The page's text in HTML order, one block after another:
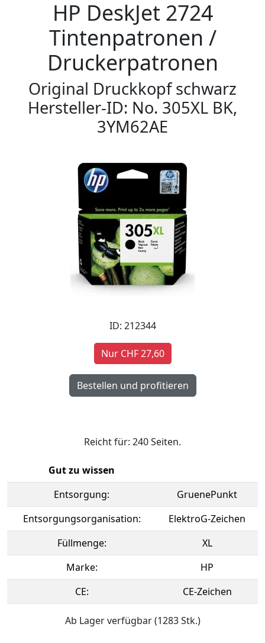
HP DeskJet 2724
Tintenpatronen /
Druckerpatronen
Original Druckkopf schwarz
Hersteller-ID: No. 305XL BK,
3YM62AE
ID: 212344
Nur CHF 27,60
Reicht für: 240 Seiten.
Gut zu wissen
Entsorgung:
GruenePunkt
Entsorgungsorganisation:
ElektroG-Zeichen
Füllmenge:
XL
Marke:
HP
CE:
CE-Zeichen
Ab Lager verfügbar (1283 Stk.)